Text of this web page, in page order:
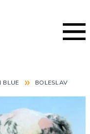
BLUE » BOLESLAV